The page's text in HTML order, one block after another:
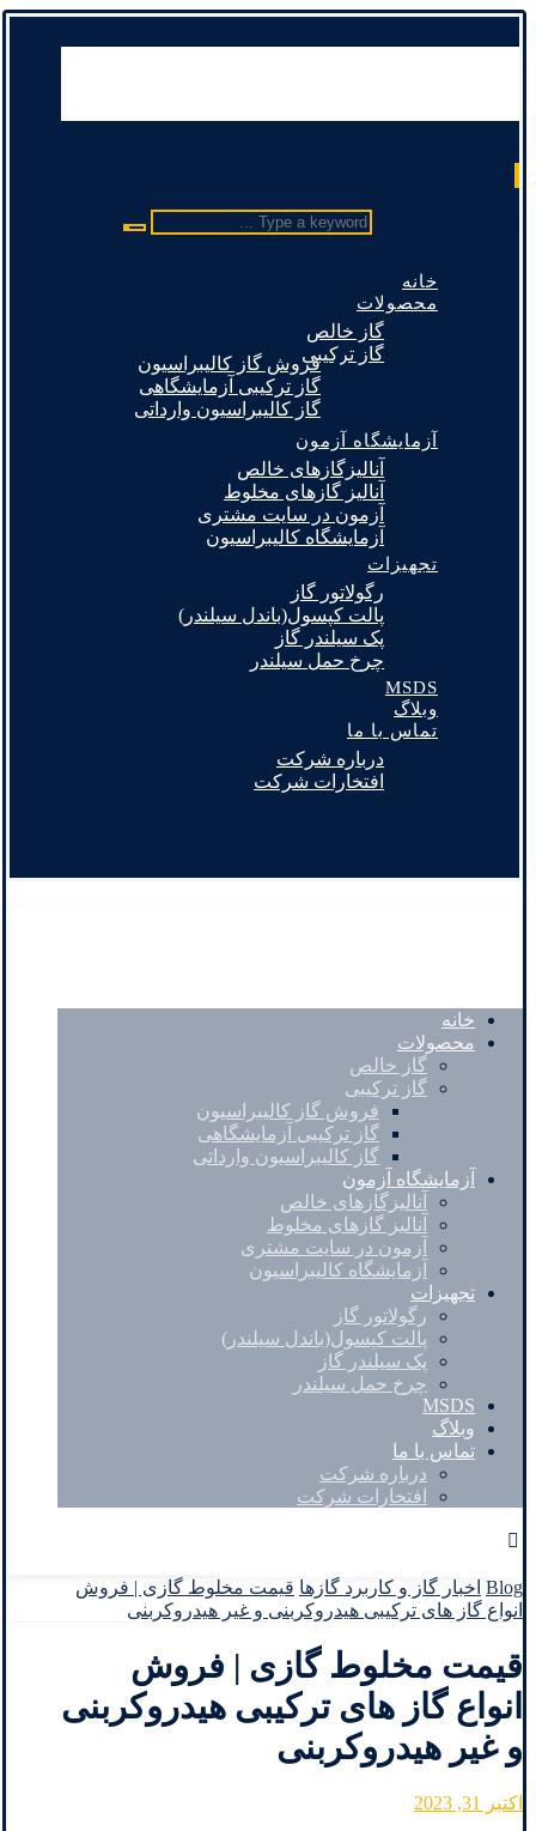
خانه
محصولات
گاز خالص
گاز ترکیبیفروش گاز کالیبراسیون
گاز ترکیبی آزمایشگاهی
گاز کالیبراسیون وارداتی
آزمایشگاه آزمون
آنالیزگازهای خالص
آنالیز گازهای مخلوط
آزمون در سایت مشتری
آزمایشگاه کالیبراسیون
تجهیزات
رگولاتور گاز
پالت کپسول(باندل سیلندر)
پک سیلندر گاز
چرخ حمل سیلندر
MSDS
وبلاگ
تماس با ما
درباره شرکت
افتخارات شرکت
خانه
محصولات
گاز خالص
گاز ترکیبی
فروش گاز کالیبراسیون
گاز ترکیبی آزمایشگاهی
گاز کالیبراسیون وارداتی
آزمایشگاه آزمون
آنالیزگازهای خالص
آنالیز گازهای مخلوط
آزمون در سایت مشتری
آزمایشگاه کالیبراسیون
تجهیزات
رگولاتور گاز
پالت کپسول(باندل سیلندر)
پک سیلندر گاز
چرخ حمل سیلندر
MSDS
وبلاگ
تماس با ما
درباره شرکت
افتخارات شرکت
Blog اخبار گاز و کاربرد گازها قیمت مخلوط گازی | فروش
انواع گاز های ترکیبی هیدروکربنی و غیر هیدروکربنی
قیمت مخلوط گازی | فروش
انواع گاز های ترکیبی هیدروکربنی
و غیر هیدروکربنی
اکتبر 31, 2023